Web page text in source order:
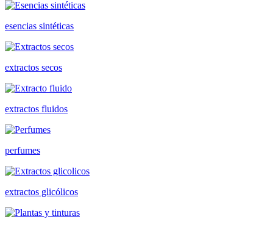
esencias sintéticas
extractos secos
extractos fluidos
perfumes
extractos glicólicos